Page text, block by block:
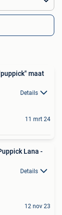
maat
Details
11 mrt 24
Lana -
Details
12 nov 23